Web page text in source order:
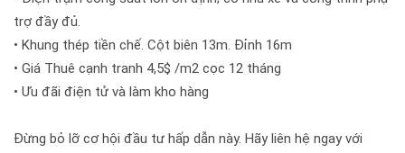
trợ đầy đủ.
• Khung thép tiền chế. Cột biên 13m. Đỉnh 16m
• Giá Thuê cạnh tranh 4,5$ /m2 cọc 12 tháng
• Ưu đãi điện tử và làm kho hàng
Đừng bỏ lỡ cơ hội đầu tư hấp dẫn này. Hãy liên hệ ngay với